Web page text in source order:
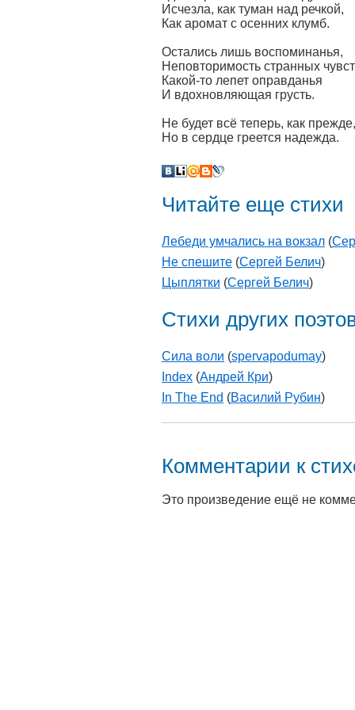
Исчезла, как туман над речкой,
Как аромат с осенних клумб.
Остались лишь воспоминанья,
Неповторимость странных
Какой-то лепет оправданья
И вдохновляющая грусть.
Не будет всё теперь, как прежде,
Но в сердце греется надежда.
Читайте еще стихи
Лебеди умчались на вокзал (
Не спешите (Сергей Белич)
Цыплятки (Сергей Белич)
Стихи других
Сила воли (spervapodumay)
Index (Андрей Кри)
In The End (Василий Рубин)
Комментарии к
Это произведение ещё не